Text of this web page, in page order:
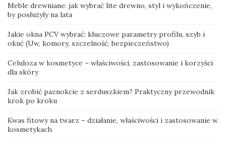
Meble drewniane: jak wybrać lite drewno, styl i wykończenie,
by posłużyły na lata
Jakie okna PCV wybrać: kluczowe parametry profilu, szyb i
okuć (Uw, komory, szczelność, bezpieczeństwo)
Celuloza w kosmetyce – właściwości, zastosowanie i korzyści
dla skóry
Jak zrobić paznokcie z serduszkiem? Praktyczny przewodnik
krok po kroku
Kwas fitowy na twarz – działanie, właściwości i zastosowanie w
kosmetykach